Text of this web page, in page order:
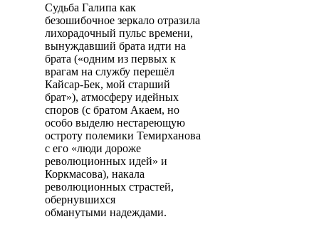
Судьба Галипа как
безошибочное зеркало отразила
лихорадочный пульс времени,
вынуждавший брата идти на
брата («одним из первых к
врагам на службу перешёл
Кайсар-Бек, мой старший
брат»), атмосферу идейных
споров (с братом Акаем, но
особо выделю нестареющую
остроту полемики Темирханова
с его «люди дороже
революционных идей» и
Коркмасова), накала
революционных страстей,
обернувшихся
обманутыми надеждами.